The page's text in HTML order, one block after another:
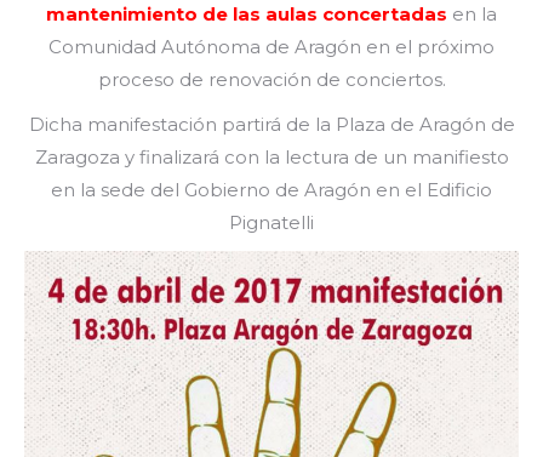
mantenimiento de las aulas concertadas en la
Comunidad Autónoma de Aragón en el próximo
proceso de renovación de conciertos.
Dicha manifestación partirá de la Plaza de Aragón de
Zaragoza y finalizará con la lectura de un manifiesto
en la sede del Gobierno de Aragón en el Edificio
Pignatelli